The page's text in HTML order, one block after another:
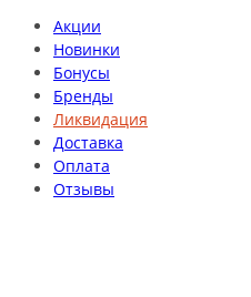
Акции
Новинки
Бонусы
Бренды
Ликвидация
Доставка
Оплата
Отзывы